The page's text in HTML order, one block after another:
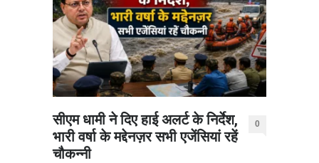
सीएम धामी ने दिए हाई अलर्ट के निर्देश,
भारी वर्षा के मद्देनज़र सभी एजेंसियां रहें
चौकन्नी
0